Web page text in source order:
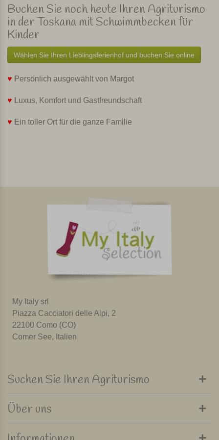
Buchen Sie noch heute Ihren Agriturismo
in der Toskana mit Schwimmbecken für
Kinder
Wählen Sie Ihren Lieblingsferienhof und buchen Sie online
♥ Persönlich ausgewählt von Margot
♥ Luxus, Komfort und Gastfreundschaft
♥ Ein toller Ort für die ganze Familie
My Italy srl
Piazza Cacciatori delle Alpi, 2
22100 Como (CO)
Comer See, Italien
Suchen Sie Ihren Agriturismo
Über uns